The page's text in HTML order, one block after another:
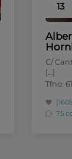
13
C/
[…]
Tfno:
75